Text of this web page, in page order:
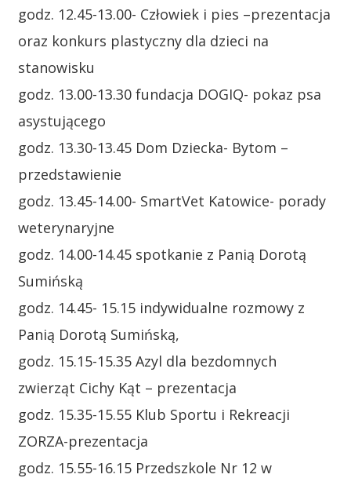
godz. 12.45-13.00- Człowiek i pies –prezentacja
oraz konkurs plastyczny dla dzieci na
stanowisku
godz. 13.00-13.30 fundacja DOGIQ- pokaz psa
asystującego
godz. 13.30-13.45 Dom Dziecka- Bytom –
przedstawienie
godz. 13.45-14.00- SmartVet Katowice- porady
weterynaryjne
godz. 14.00-14.45 spotkanie z Panią Dorotą
Sumińską
godz. 14.45- 15.15 indywidualne rozmowy z
Panią Dorotą Sumińską,
godz. 15.15-15.35 Azyl dla bezdomnych
zwierząt Cichy Kąt – prezentacja
godz. 15.35-15.55 Klub Sportu i Rekreacji
ZORZA-prezentacja
godz. 15.55-16.15 Przedszkole Nr 12 w